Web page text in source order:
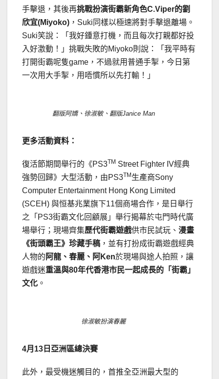
手擊退，其後再挑戰扮演街霸新角色C.Viper的劉
欣宜(Miyoko) ，Suki同樣以極速將對手擊退離場。
Suki笑說：「我好鍾意打機，而且每次打親都好投
入好激動！」挑戰失敗的Miyoko則說：「我平時有
打開街霸呢隻game，不過就用普通手掣，今日第
一次用大手掣，用唔慣所以先打輸！」
翻版阿嬌、徐淑敏、翻版Janice Man
更多活動資料：
復活節期間舉行的《PS3TM Street Fighter IV經典
強勢回歸》大型活動，由PS3TM 生產商Sony
Computer Entertainment Hong Kong Limited
(SCEH) 與恒基兆業旗下11個商場合作，是日舉行
之「PS3街霸文化回顧展」舉行揭幕於屯門時代廣
場舉行；現場齊集歷代街霸遊戲供市民試玩、 漫畫
《街頭霸王》珍藏手稿 ，並有打扮成街霸遊戲經典
人物的 阿龍、春麗、阿Ken於現場與途人拍照，讓
遊戲迷重溫與80年代香港市民一起成長的「街霸」
文化 。
徐淑敏扮演春麗
4月 13 日亞洲區總決賽
此外，最受機迷觸目的，首推全亞洲最大型的